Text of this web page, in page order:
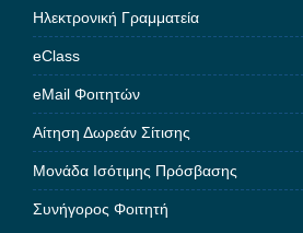
Ηλεκτρονική Γραμματεία
eClass
eMail Φοιτητών
Αίτηση Δωρεάν Σίτισης
Μονάδα Ισότιμης Πρόσβασης
Συνήγορος Φοιτητή